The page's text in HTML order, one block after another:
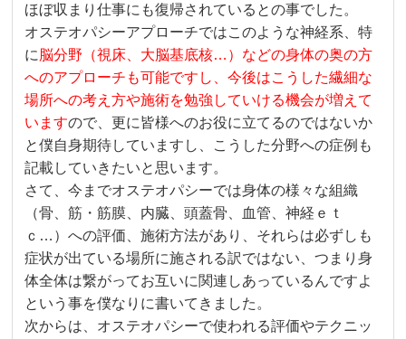
ほぼ収まり仕事にも復帰されているとの事でした。
オステオパシーアプローチではこのような神経系、特
に 脳分野（視床、大脳基底核…）などの身体の奥の方
へのアプローチも可能ですし、今後はこうした繊細な
場所への考え方や施術を勉強していける機会が増えて
いますので、更に皆様へのお役に立てるのではないか
と僕自身期待していますし、こうした分野への症例も
記載していきたいと思います。
さて、今までオステオパシーでは身体の様々な組織
（骨、筋・筋膜、内臓、頭蓋骨、血管、神経ｅｔ
ｃ…）への評価、施術方法があり、それらは必ずしも
症状が出ている場所に施される訳ではない、つまり身
体全体は繋がってお互いに関連しあっているんですよ
という事を僕なりに書いてきました。
次からは、オステオパシーで使われる評価やテクニッ